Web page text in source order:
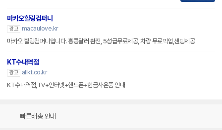
마카오힐링컴퍼니
광고
macaulove.kr
마카오 힐링컴퍼니입니다. 홍콩달러 환전, 5성급무료제공, 차량 무료픽업,샌딩제공
KT수내역점
광고
allkt.co.kr
KT수내역점,TV+인터넷+핸드폰+현금사은품 안내
빠른배송 안내